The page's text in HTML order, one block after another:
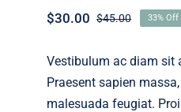
$45.00Original
was:
$30.00
Current
is:
33% Off
Vestibulum ac diam sit
Praesent sapien
malesuada feugiat.